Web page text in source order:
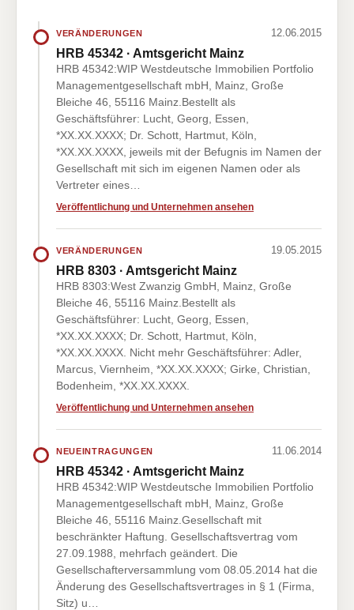
VERÄNDERUNGEN 12.06.2015
HRB 45342 · Amtsgericht Mainz
HRB 45342:WIP Westdeutsche Immobilien Portfolio
Managementgesellschaft mbH, Mainz, Große
Bleiche 46, 55116 Mainz.Bestellt als
Geschäftsführer: Lucht, Georg, Essen,
*XX.XX.XXXX; Dr. Schott, Hartmut, Köln,
*XX.XX.XXXX, jeweils mit der Befugnis im Namen der
Gesellschaft mit sich im eigenen Namen oder als
Vertreter eines…
Veröffentlichung und Unternehmen ansehen
VERÄNDERUNGEN 19.05.2015
HRB 8303 · Amtsgericht Mainz
HRB 8303:West Zwanzig GmbH, Mainz, Große
Bleiche 46, 55116 Mainz.Bestellt als
Geschäftsführer: Lucht, Georg, Essen,
*XX.XX.XXXX; Dr. Schott, Hartmut, Köln,
*XX.XX.XXXX. Nicht mehr Geschäftsführer: Adler,
Marcus, Viernheim, *XX.XX.XXXX; Girke, Christian,
Bodenheim, *XX.XX.XXXX.
Veröffentlichung und Unternehmen ansehen
NEUEINTRAGUNGEN 11.06.2014
HRB 45342 · Amtsgericht Mainz
HRB 45342:WIP Westdeutsche Immobilien Portfolio
Managementgesellschaft mbH, Mainz, Große
Bleiche 46, 55116 Mainz.Gesellschaft mit
beschränkter Haftung. Gesellschaftsvertrag vom
27.09.1988, mehrfach geändert. Die
Gesellschafterversammlung vom 08.05.2014 hat die
Änderung des Gesellschaftsvertrages in § 1 (Firma,
Sitz) u…